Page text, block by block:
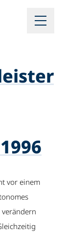
vor einem